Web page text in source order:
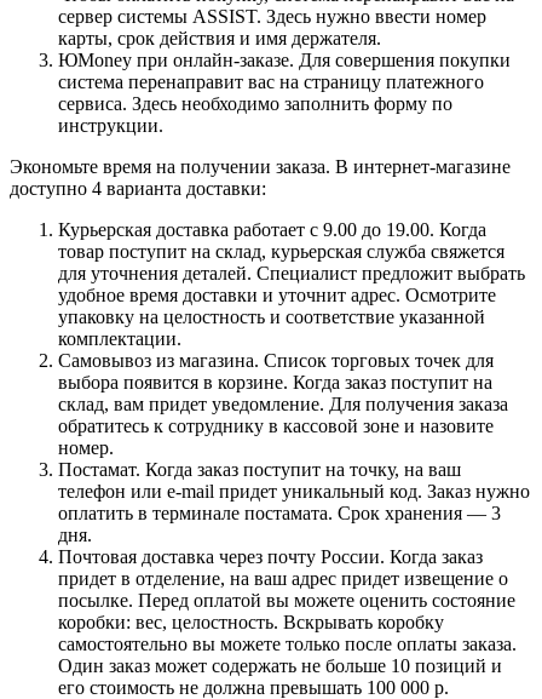
сервер системы ASSIST. Здесь нужно ввести номер
карты, срок действия и имя держателя.
ЮMoney при онлайн-заказе. Для совершения покупки
система перенаправит вас на страницу платежного
сервиса. Здесь необходимо заполнить форму по
инструкции.
Экономьте время на получении заказа. В интернет-магазине
доступно 4 варианта доставки:
Курьерская доставка работает с 9.00 до 19.00. Когда
товар поступит на склад, курьерская служба свяжется
для уточнения деталей. Специалист предложит выбрать
удобное время доставки и уточнит адрес. Осмотрите
упаковку на целостность и соответствие указанной
комплектации.
Самовывоз из магазина. Список торговых точек для
выбора появится в корзине. Когда заказ поступит на
склад, вам придет уведомление. Для получения заказа
обратитесь к сотруднику в кассовой зоне и назовите
номер.
Постамат. Когда заказ поступит на точку, на ваш
телефон или e-mail придет уникальный код. Заказ нужно
оплатить в терминале постамата. Срок хранения — 3
дня.
Почтовая доставка через почту России. Когда заказ
придет в отделение, на ваш адрес придет извещение о
посылке. Перед оплатой вы можете оценить состояние
коробки: вес, целостность. Вскрывать коробку
самостоятельно вы можете только после оплаты заказа.
Один заказ может содержать не больше 10 позиций и
его стоимость не должна превышать 100 000 р.